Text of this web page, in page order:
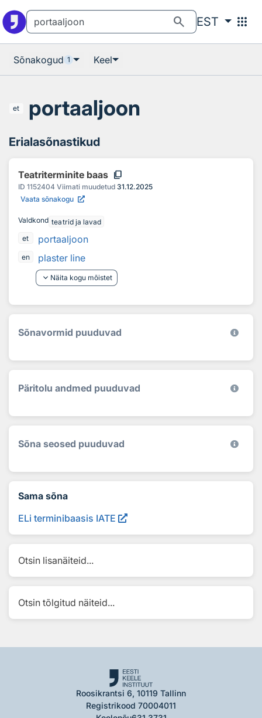
search EST apps
Sõnakogud 1 Keel
et portaaljoon
Erialasõnastikud
Teatriterminite baas content_copy
ID 1152404 Viimati muudetud 31.12.2025
Vaata sõnakogu
Valdkond teatrid ja lavad
et
portaaljoon
en
plaster line
keyboard_arrow_down Näita kogu mõistet
Sõnavormid puuduvad
Päritolu andmed puuduvad
Sõna seosed puuduvad
Sama sõna
ELi terminibaasis IATE
Otsin lisanäiteid...
Otsin tõlgitud näiteid...
Roosikrantsi 6, 10119 Tallinn
Registrikood 70004011